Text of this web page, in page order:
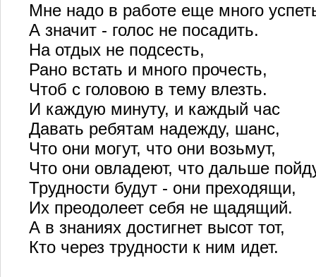
Мне надо в работе еще много
А значит - голос не посадить.
На отдых не подсесть,
Рано встать и много прочесть,
Чтоб с головою в тему влезть.
И каждую минуту, и каждый час
Давать ребятам надежду, шанс,
Что они могут, что они возьмут,
Что они овладеют, что дальше
Трудности будут - они преходящи,
Их преодолеет себя не щадящий.
А в знаниях достигнет высот тот,
Кто через трудности к ним идет.